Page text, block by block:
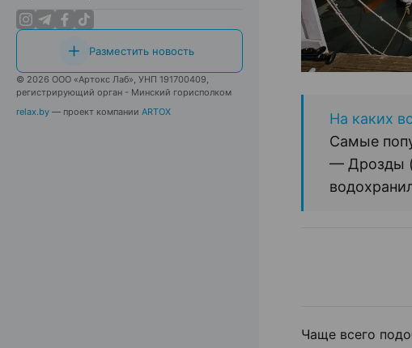
Разместить новость
© 2026 ООО «Артокс Лаб», УНП 191700409,
регистрирующий орган - Минский горисполком
relax.by — проект компании ARTOX
На каких
Самые
— Дрозды
Чаще всего